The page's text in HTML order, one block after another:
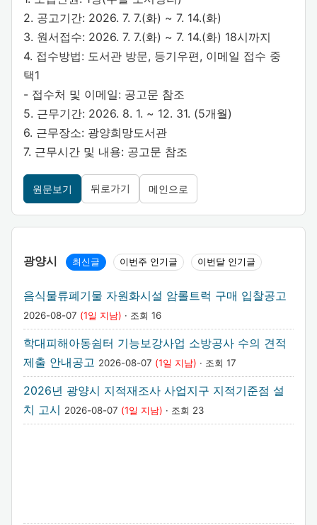
2. 공고기간: 2026. 7. 7.(화) ~ 7. 14.(화)
3. 원서접수: 2026. 7. 7.(화) ~ 7. 14.(화) 18시까지
4. 접수방법: 도서관 방문, 등기우편, 이메일 접수 중
택1
- 접수처 및 이메일: 공고문 참조
5. 근무기간: 2026. 8. 1. ~ 12. 31. (5개월)
6. 근무장소: 광양희망도서관
7. 근무시간 및 내용: 공고문 참조
원문보기 뒤로가기 메인으로
광양시 최신글 이번주 인기글 이번달 인기글
음식물류폐기물 자원화시설 암롤트럭 구매 입찰공고
2026-08-07 (1일 지남) · 조회 16
학대피해아동쉼터 기능보강사업 소방공사 수의 견적
제출 안내공고 2026-08-07 (1일 지남) · 조회 17
2026년 광양시 지적재조사 사업지구 지적기준점 설
치 고시 2026-08-07 (1일 지남) · 조회 23